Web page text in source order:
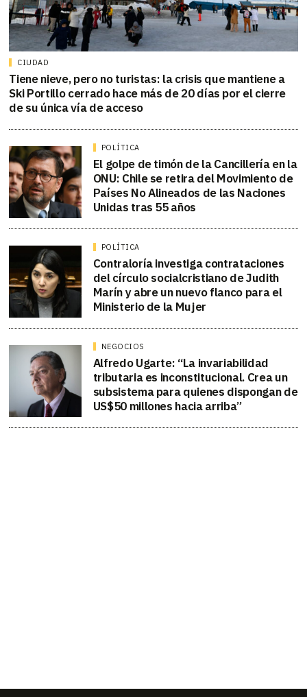
CIUDAD
Tiene nieve, pero no turistas: la crisis que mantiene a
Ski Portillo cerrado hace más de 20 días por el cierre
de su única vía de acceso
POLÍTICA
El golpe de timón de la Cancillería en la
ONU: Chile se retira del Movimiento de
Países No Alineados de las Naciones
Unidas tras 55 años
POLÍTICA
Contraloría investiga contrataciones
del círculo socialcristiano de Judith
Marín y abre un nuevo flanco para el
Ministerio de la Mujer
NEGOCIOS
Alfredo Ugarte: “La invariabilidad
tributaria es inconstitucional. Crea un
subsistema para quienes dispongan de
US$50 millones hacia arriba”